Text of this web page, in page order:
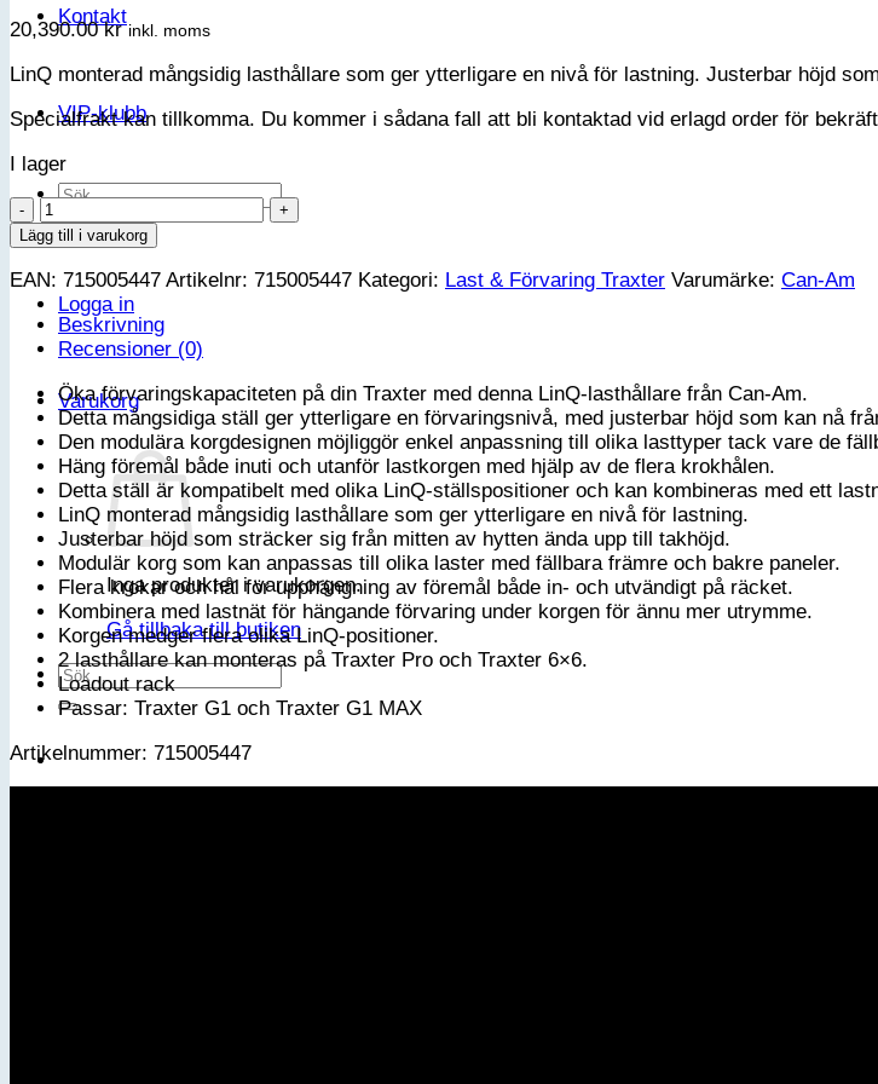
Kontakt
VIP-klubb
Sök
efter:
Logga in
Varukorg
Inga produkter i varukorgen.
Gå tillbaka till butiken
Sök
efter:
20,390.00kr inkl. moms
LinQ monterad mångsidig lasthållare som ger ytterligare en nivå för lastning. Justerbar höjd
Specialfrakt kan tillkomma. Du kommer i sådana fall att bli kontaktad vid erlagd order för
I lager
Can-
Am
Lasthållare
-
Traxter
G1
&
G1
MAX
mängd
Lägg till i varukorg
EAN: 715005447 Artikelnr: 715005447 Kategori: Last & Förvaring Traxter Varumärke: Can-Am
Beskrivning
Recensioner (0)
Öka förvaringskapaciteten på din Traxter med denna LinQ-lasthållare från Can-Am.
Detta mångsidiga ställ ger ytterligare en förvaringsnivå, med justerbar höjd som kan nå
Den modulära korgdesignen möjliggör enkel anpassning till olika lasttyper tack vare de
Häng föremål både inuti och utanför lastkorgen med hjälp av de flera krokhålen.
Detta ställ är kompatibelt med olika LinQ-ställspositioner och kan kombineras med ett
LinQ monterad mångsidig lasthållare som ger ytterligare en nivå för lastning.
Justerbar höjd som sträcker sig från mitten av hytten ända upp till takhöjd.
Modulär korg som kan anpassas till olika laster med fällbara främre och bakre paneler.
Flera krokar och hål för upphängning av föremål både in- och utvändigt på räcket.
Kombinera med lastnät för hängande förvaring under korgen för ännu mer utrymme.
Korgen medger flera olika LinQ-positioner.
2 lasthållare kan monteras på Traxter Pro och Traxter 6×6.
Loadout rack
Passar: Traxter G1 och Traxter G1 MAX
Artikelnummer: 715005447